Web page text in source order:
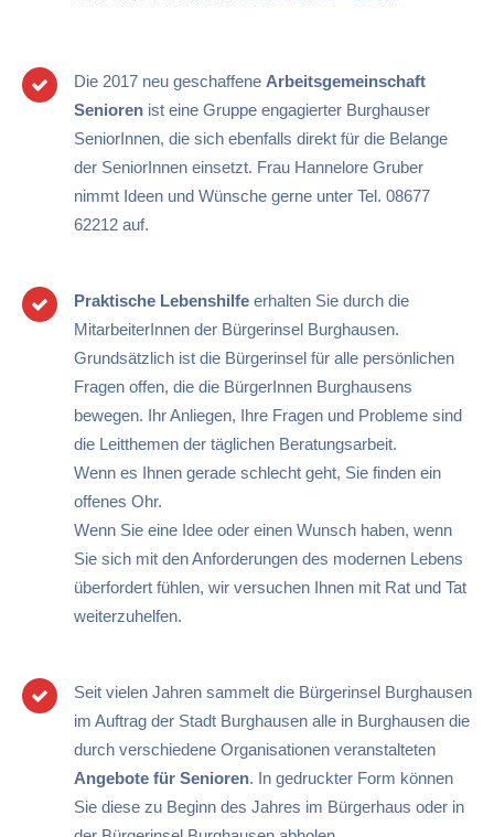
Die 2017 neu geschaffene Arbeitsgemeinschaft
Senioren ist eine Gruppe engagierter Burghauser
SeniorInnen, die sich ebenfalls direkt für die Belange
der SeniorInnen einsetzt. Frau Hannelore Gruber
nimmt Ideen und Wünsche gerne unter Tel. 08677
62212 auf.
Praktische Lebenshilfe erhalten Sie durch die
MitarbeiterInnen der Bürgerinsel Burghausen.
Grundsätzlich ist die Bürgerinsel für alle persönlichen
Fragen offen, die die BürgerInnen Burghausens
bewegen. Ihr Anliegen, Ihre Fragen und Probleme sind
die Leitthemen der täglichen Beratungsarbeit.
Wenn es Ihnen gerade schlecht geht, Sie finden ein
offenes Ohr.
Wenn Sie eine Idee oder einen Wunsch haben, wenn
Sie sich mit den Anforderungen des modernen Lebens
überfordert fühlen, wir versuchen Ihnen mit Rat und Tat
weiterzuhelfen.
Seit vielen Jahren sammelt die Bürgerinsel Burghausen
im Auftrag der Stadt Burghausen alle in Burghausen die
durch verschiedene Organisationen veranstalteten
Angebote für Senioren. In gedruckter Form können
Sie diese zu Beginn des Jahres im Bürgerhaus oder in